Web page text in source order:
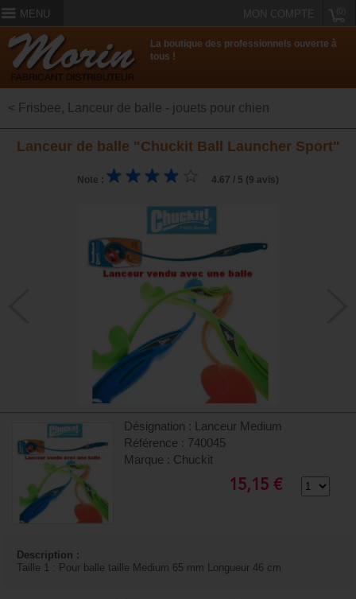
MENU MON COMPTE
La boutique des professionnels ouverte à
tous !
< Frisbee, Lanceur de balle - jouets pour chien
Lanceur de balle "Chuckit Ball Launcher Sport"
Note : 4.67 / 5 (9 avis)
Désignation : Lanceur Medium
Référence : 740045
Marque : Chuckit
15,15 €
Description :
Taille 1 : Pour balle taille Medium 65 mm Longueur 46 cm